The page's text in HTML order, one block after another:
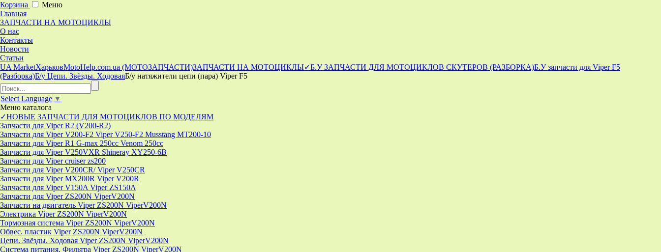
Корзина
Меню
Главная
ЗАПЧАСТИ НА МОТОЦИКЛЫ
О нас
Контакты
Новости
Статьи
UA MarketХарьковMotoHelp.com.ua (МОТОЗАПЧАСТИ)ЗАПЧАСТИ НА МОТОЦИКЛЫ✓Б.У ЗАПЧАСТИ ДЛЯ МОТОЦИКЛОВ СКУТЕРОВ (РАЗБОРКА)Б.У запчасти для Viper F5
(Разборка)Б/у Цепи. Звёзды. ХодоваяБ/у натяжители цепи (пара) Viper F5
Select Language ▼
Меню каталога
✓НОВЫЕ ЗАПЧАСТИ ДЛЯ МОТОЦИКЛОВ ПО МОДЕЛЯМ
Запчасти для Viper R2 (V200-R2)
Запчасти для Viper V200-F2 Viper V250-F2 Musstang MT200-10
Запчасти для Viper R1 G-max 250cc Venom 250cc
Запчасти для Viper V250VXR Shineray XY250-6B
Запчасти для Viper cruiser zs200
Запчасти для Viper V200CR/ Viper V250CR
Запчасти для Viper MX200R Viper V200R
Запчасти для Viper V150A Viper ZS150A
Запчасти для Viper ZS200N ViperV200N
Запчасти на двигатель Viper ZS200N ViperV200N
Электрика Viper ZS200N ViperV200N
Тормозная система Viper ZS200N ViperV200N
Обвес. пластик Viper ZS200N ViperV200N
Цепи. Звёзды. Ходовая Viper ZS200N ViperV200N
Система питания. Фильтра Viper ZS200N ViperV200N